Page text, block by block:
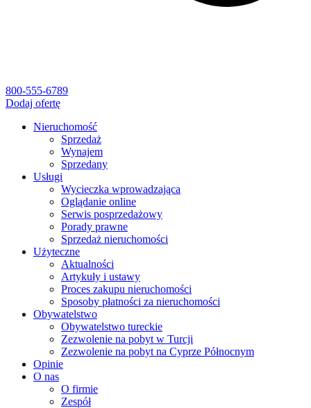
800-555-6789
Dodaj ofertę
Nieruchomość
Sprzedaż
Wynajem
Sprzedany
Usługi
Wycieczka wprowadzająca
Oglądanie online
Serwis posprzedażowy
Porady prawne
Sprzedaż nieruchomości
Użyteczne
Aktualności
Artykuły i ustawy
Proces zakupu nieruchomości
Sposoby płatności za nieruchomości
Obywatelstwo
Obywatelstwo tureckie
Zezwolenie na pobyt w Turcji
Zezwolenie na pobyt na Cyprze Północnym
Opinie
O nas
O firmie
Zespół